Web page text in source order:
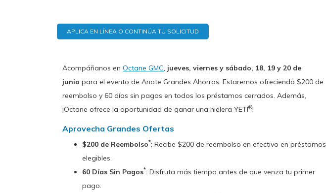
APLICA EN LÍNEA O CONTINÚA TU SOLICITUD
Acompáñanos enOctane GMC, jueves, viernes y sábado, 18, 19 y 20 de
junio para el evento de Anote Grandes Ahorros. Estaremos ofreciendo $200 de
reembolso y 60 días sin pagos en todos los préstamos cerrados. Además,
¡Octane ofrece la oportunidad de ganar una hielera YETI®!
Aprovecha Grandes Ofertas
$200 de Reembolso*: Recibe $200 de reembolso en efectivo en préstamos
elegibles.
60 Días Sin Pagos*: Disfruta más tiempo antes de que venza tu primer
pago.